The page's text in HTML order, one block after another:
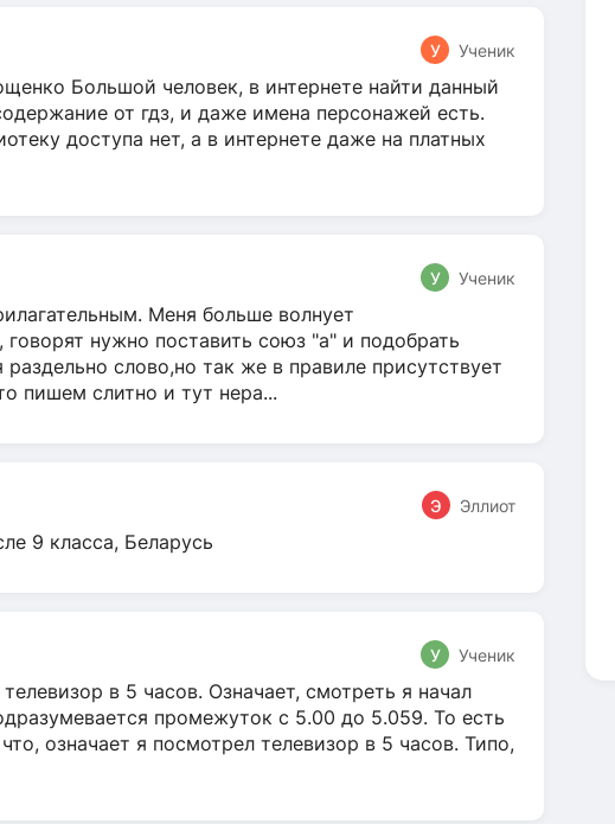
У Ученик
Большой человек, в интернете найти данный
от гдз, и даже имена персонажей есть.
доступа нет, а в интернете даже на платных
У Ученик
Меня больше волнует
нужно поставить союз "а" и подобрать
слово,но так же в правиле присутствует
пишем слитно и тут нера...
Э Эллиот
9 класса, Беларусь
У Ученик
в 5 часов. Означает, смотреть я начал
промежуток с 5.00 до 5.059. То есть
означает я посмотрел телевизор в 5 часов. Типо,